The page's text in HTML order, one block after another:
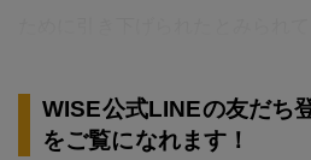
WISE公式LINEの友だち
をご覧になれます！